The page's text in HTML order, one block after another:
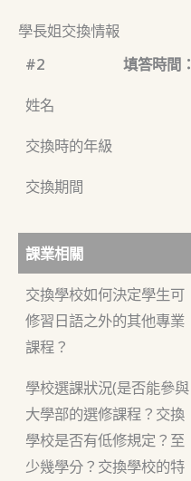
學長姐交換情報
#2
填答時間：
姓名
交換時的年級
交換期間
課業相關
交換學校如何決定學生可
修習日語之外的其他專業
課程？
學校選課狀況(是否能參與
大學部的選修課程？交換
學校是否有低修規定？至
少幾學分？交換學校的特